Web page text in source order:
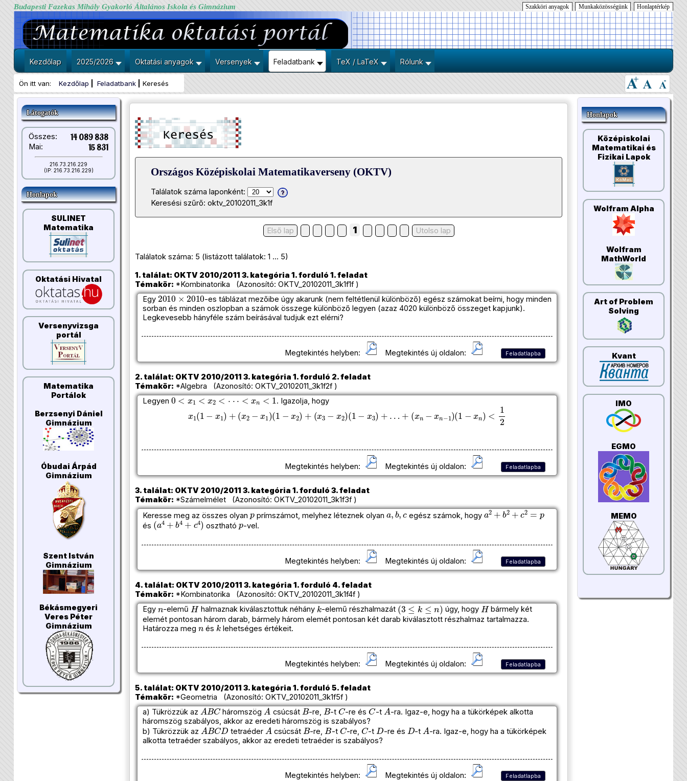
Budapesti Fazekas Mihály Gyakorló Általános Iskola és Gimnázium Honlaptérkép
Munkaközösségünk
Szakköri anyagok
Kezdőlap 2025/2026 Oktatási anyagok Versenyek Feladatbank TeX / LaTeX Rólunk
Ön itt van: Kezdőlap Feladatbank Keresés
Látogatók
Összes: 14 089 838
Mai: 15 831
216.73.216.229
(IP: 216.73.216.229)
Honlapok
SULINET
Matematika
Oktatási Hivatal
Versenyvizsga
portál
Matematika
Portálok
Berzsenyi Dániel
Gimnázium
Óbudai Árpád
Gimnázium
Szent István
Gimnázium
Békásmegyeri
Veres Péter
Gimnázium
Országos Középiskolai Matematikaverseny (OKTV)
Találatok száma laponként:
Keresési szűrő: oktv_20102011_3k1f
Első lap 1 Utolso lap
Találatok száma: 5 (listázott találatok: 1 ... 5)
1. találat: OKTV 2010/2011 3. kategória 1. forduló 1. feladat
Témakör: *Kombinatorika (Azonosító: OKTV_20102011_3k1f1f )
Egy
2010×2010
-es táblázat mezőibe úgy akarunk (nem feltétlenül különböző) egész számokat beírni, hogy minden
sorban és minden oszlopban a számok összege különböző legyen (azaz 4020 különböző összeget kapjunk).
Legkevesebb hányféle szám beírásával tudjuk ezt elérni?
Megtekintés helyben: Megtekintés új oldalon: Feladatlapba
2. találat: OKTV 2010/2011 3. kategória 1. forduló 2. feladat
Témakör: *Algebra (Azonosító: OKTV_20102011_3k1f2f )
Legyen
0<x1<x2<···<xn<1
. Igazolja, hogy
(1 + 2− −x2 3 2 3 )+ x ( 2
Megtekintés helyben: Megtekintés új oldalon: Feladatlapba
3. találat: OKTV 2010/2011 3. kategória 1. forduló 3. feladat
Témakör: *Számelmélet (Azonosító: OKTV_20102011_3k1f3f )
Keresse meg az összes olyan
p
prímszámot, melyhez léteznek olyan
a,b,c
egész számok, hogy
a2+b2+c2=p
és
(a4+ b4+ c4)
osztható
p
-vel.
Megtekintés helyben: Megtekintés új oldalon: Feladatlapba
4. találat: OKTV 2010/2011 3. kategória 1. forduló 4. feladat
Témakör: *Kombinatorika (Azonosító: OKTV_20102011_3k1f4f )
Egy
n
-elemű
H
halmaznak kiválasztottuk néhány
k
-elemű részhalmazát
(3≤k≤n)
úgy, hogy
H
bármely két
elemét pontosan három darab, bármely három elemét pontosan két darab kiválasztott részhalmaz tartalmazza.
Határozza meg
n
és
k
lehetséges értékeit.
Megtekintés helyben: Megtekintés új oldalon: Feladatlapba
5. találat: OKTV 2010/2011 3. kategória 1. forduló 5. feladat
Témakör: *Geometria (Azonosító: OKTV_20102011_3k1f5f )
a) Tükrözzük az
ABC
háromszög
A
csúcsát
B
-re,
B
-t
C
-re és
C
-t
A
-ra. Igaz-e, hogy ha a tükörképek alkotta
háromszög szabályos, akkor az eredeti háromszög is szabályos?
b) Tükrözzük az
ABCD
tetraéder
A
csúcsát
B
-re,
B
-t
C
-re,
C
-t
D
-re és
D
-t
A
-ra. Igaz-e, hogy ha a tükörképek
alkotta tetraéder szabályos, akkor az eredeti tetraéder is szabályos?
Megtekintés helyben: Megtekintés új oldalon: Feladatlapba
Honlapok
Középiskolai
Matematikai és
Fizikai Lapok
Wolfram Alpha
Wolfram
MathWorld
Art of Problem
Solving
Kvant
IMO
EGMO
MEMO